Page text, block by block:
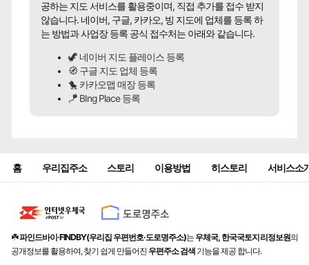
공하는 지도 서비스를 활용중이며, 직접 추가를 접수 받지
않습니다. 네이버, 구글, 카카오, 빙 지도에 업체를 등록 하
는 방법과 사업장 등록 공식 접수처는 아래와 같습니다.
🦖 네이버 지도 플레이스 등록
🧭 구글 지도 업체 등록
🐤 카카오맵 매장 등록
🪁 BIng Place 등록
홈 우리집주소 스토리 이용방법 히스토리 서비스소
☘️파인드바이·FINDBY(우리집 우편번호·도로명주소)는 우체국, 한국국토지리정보원의
공개정보를 활용하여, 찾기 쉽게 만들어진 우편주소 검색 기능을 제공 합니다.